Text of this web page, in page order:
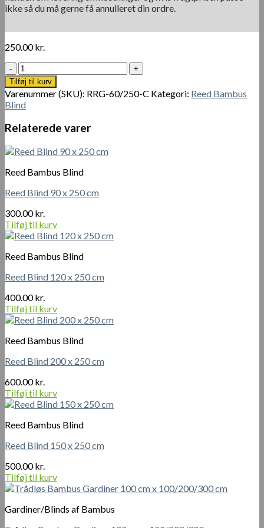
ikke så du må gerne få annulleret din ordre.
250.00kr.
Reed
Blind
60
x
250
cm
antal
Tilføj til kurv
Varenummer (SKU): RRG-60/250-C Kategori: Reed Bambus
Blind
Relaterede varer
Reed Bambus Blind
Reed Blind 90 x 250 cm
300.00kr.
Tilføj til kurv
Reed Bambus Blind
Reed Blind 120 x 250 cm
400.00kr.
Tilføj til kurv
Reed Bambus Blind
Reed Blind 200 x 250 cm
600.00kr.
Tilføj til kurv
Reed Bambus Blind
Reed Blind 150 x 250 cm
500.00kr.
Tilføj til kurv
Gardiner/Blinds af Bambus